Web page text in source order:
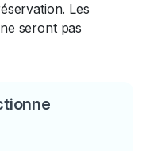
Les
seront pas